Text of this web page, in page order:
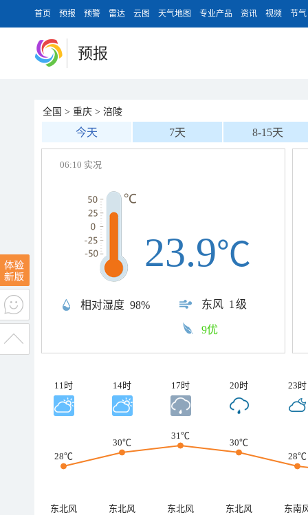
首页 预报 预警 雷达 云图 天气地图 专业产品 资讯 视频 节气
预报
全国 > 重庆 > 涪陵
今天 7天 8-15天
06:10 实况
相对湿度 98% 东风 1级
23.9℃
9优
11时 14时 17时 20时 23时
28℃
30℃
31℃
30℃
28℃
东北风 东北风 东北风 东北风
东南